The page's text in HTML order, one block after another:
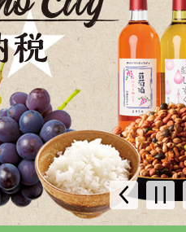
前
停